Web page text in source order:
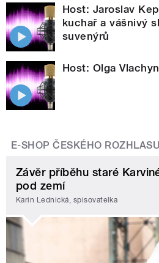
Host: Jaroslav
kuchař a vášnivý
suvenýrů
Host: Olga
E-SHOP ČESKÉHO ROZHLASU
Závěr příběhu staré
pod zemí
Karin Lednická, spisovatelka